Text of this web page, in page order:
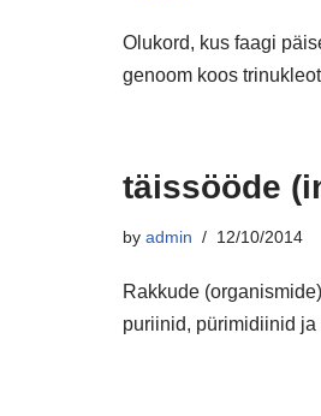
Olukord, kus faagi
genoom koos
täissööde
by admin 12/10/2014
Rakkude
puriinid, pürimidiinid